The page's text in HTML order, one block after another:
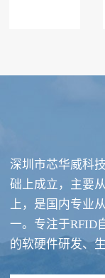
RFID酒类防
深圳市芯华威科
础上成立，主要
上，是国内专业
一。专注于RFID
的软硬件研发、